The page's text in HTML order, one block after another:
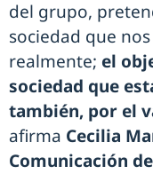
del grupo,
sociedad que
realmente; el
sociedad que
también, por el
afirma Cecilia
Comunicación